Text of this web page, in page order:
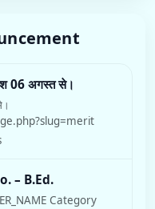
– B.Ed.
Category
001 ABHISHEK
2002 15 BE...
परीक्षा